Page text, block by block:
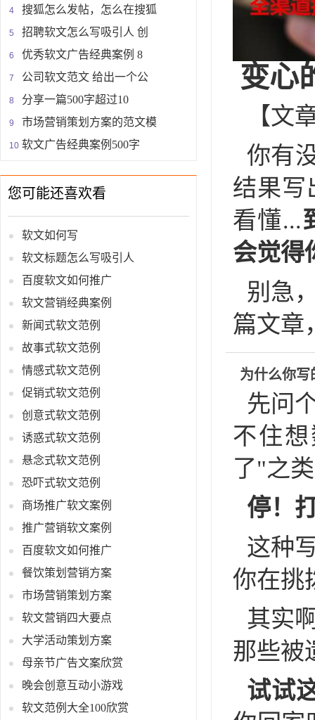
搜狐怎么发帖，怎么在搜狐
招聘软文怎么写吸引人 创
优秀软文广告经典案例 8
公司软文范文 给出一个公
分享一篇500字超过10
市场营销策划方案的范文模
软文广告经典案例500字
您可能还喜欢看
软文如何写
软文标题怎么写吸引人
百度软文如何推广
软文营销经典案例
新闻式软文范例
故事式软文范例
情感式软文范例
促销式软文范例
创意式软文范例
诱惑式软文范例
悬念式软文范例
恐吓式软文范例
商场推广软文案例
推广营销软文案例
百度软文如何推广
餐饮策划营销方案
市场营销策划方案
软文营销四大要点
大学活动策划方案
母亲节广告文案欣赏
晚会创意互动小游戏
软文范例大全100欣赏
变心
【文
你有
结果写
看懂...
会觉得
别急
篇文章
为什么你写
先问
不住
了"之
停！
这种
你在挑
其实
那些被
试试